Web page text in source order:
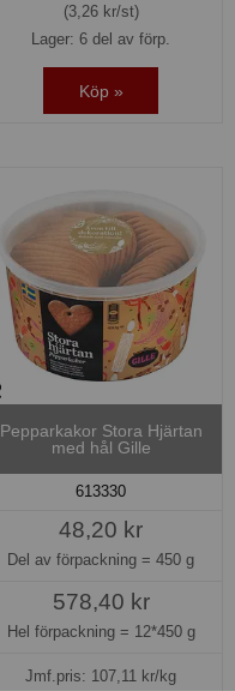
(3,26 kr/st)
Lager: 6 del av förp.
Köp »
Pepparkakor Stora Hjärtan
med hål Gille
613330
48,20 kr
Del av förpackning = 450 g
578,40 kr
Hel förpackning = 12*450 g
Jmf.pris: 107,11 kr/kg